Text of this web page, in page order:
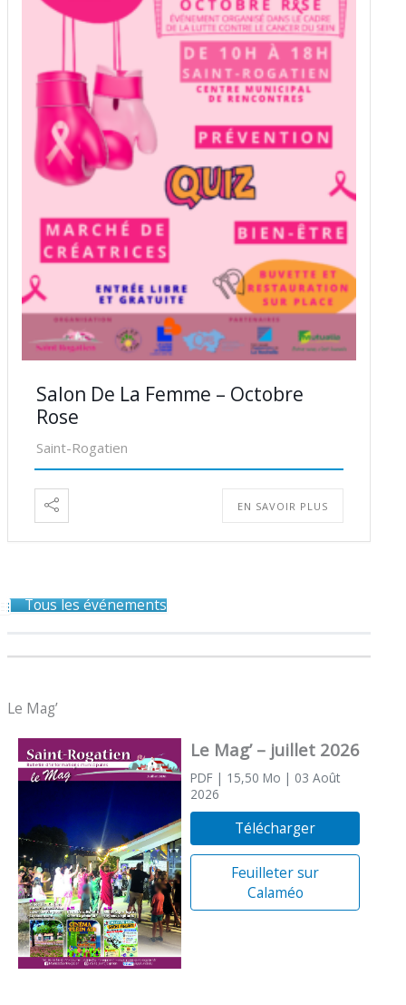
Salon De La Femme – Octobre
Rose
Saint-Rogatien
EN SAVOIR PLUS
Tous les événements
Le Mag’
Le Mag’ – juillet 2026
PDF| 15,50 Mo | 03 Août
2026
Télécharger
Feuilleter sur
Calaméo